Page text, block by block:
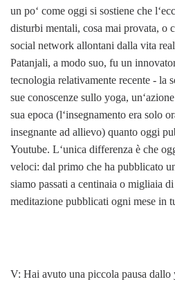
un po‘ come oggi si sostiene che
disturbi mentali, cosa mai provata, o
social network allontani dalla vita
Patanjali, a modo suo, fu un
tecnologia relativamente recente - la
sue conoscenze sullo yoga,
sua epoca (l‘insegnamento era solo
insegnante ad allievo) quanto oggi
Youtube. L‘unica differenza è che
veloci: dal primo che ha pubblicato
siamo passati a centinaia o migliaia
meditazione pubblicati ogni mese in
V: Hai avuto una piccola pausa dallo